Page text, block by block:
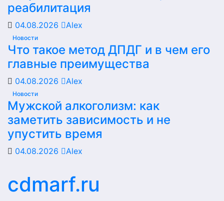
реабилитация
04.08.2026 Alex
Новости
Что такое метод ДПДГ и в чем его
главные преимущества
04.08.2026 Alex
Новости
Мужской алкоголизм: как
заметить зависимость и не
упустить время
04.08.2026 Alex
cdmarf.ru